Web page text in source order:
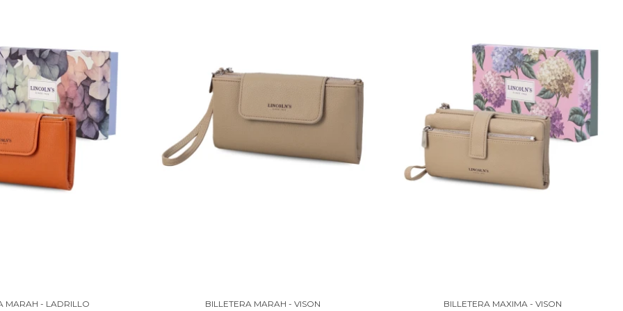
MARAH - LADRILLO BILLETERA MARAH - VISON BILLETERA MAXIMA - VISON